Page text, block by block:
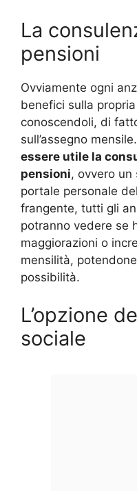
La
pensioni
Ovviamente ogni
benefici sulla
conoscendoli, di
sull’assegno
essere utile la
pensioni, ovvero un
portale personale
frangente, tutti gli
potranno vedere se
maggiorazioni o
mensilità,
possibilità.
L’opzione
sociale